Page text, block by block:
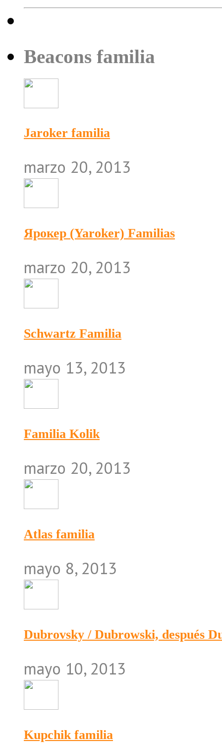
Beacons familia
Jaroker familia
marzo 20, 2013
Ярокер (Yaroker) Familias
marzo 20, 2013
Schwartz Familia
mayo 13, 2013
Familia Kolik
marzo 20, 2013
Atlas familia
mayo 8, 2013
Dubrovsky / Dubrowski, después
mayo 10, 2013
Kupchik familia